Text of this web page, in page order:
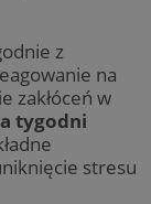
z
na
zakłóceń w
tygodni
stresu